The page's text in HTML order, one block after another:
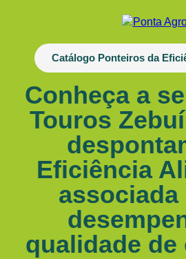
Catálogo Ponteiros da
Conheça a
Touros
Eficiência
associada
qualidade de